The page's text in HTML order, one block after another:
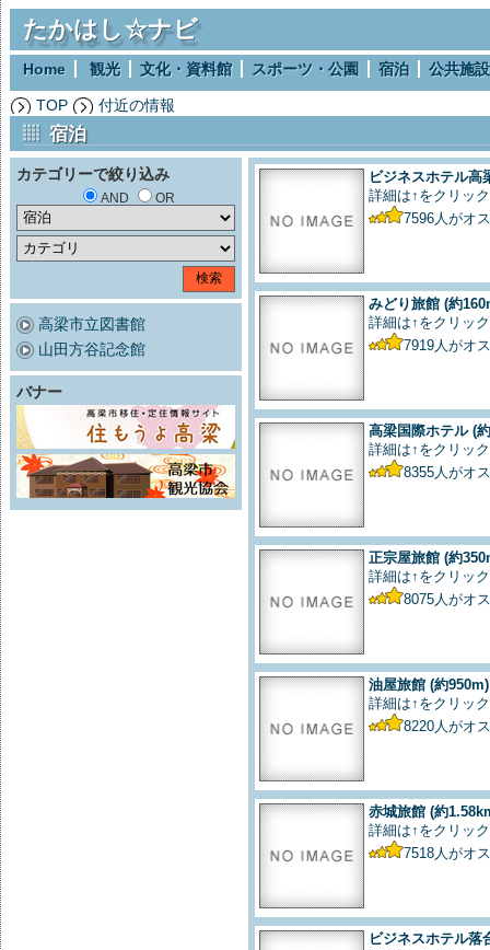
たかはし☆ナビ
Home 観光 文化・資料館 スポーツ・公園 宿泊 公共施設
TOP 付近の情報
宿泊
カテゴリーで絞り込み
AND OR
高梁市立図書館
山田方谷記念館
バナー
ビジネスホテル高
詳細は↑をクリック
7596 人がオ
みどり旅館 (約
詳細は↑をクリック
7919 人がオ
高梁国際ホテル (
詳細は↑をクリック
8355 人がオ
正宗屋旅館 (約
詳細は↑をクリック
8075 人がオ
油屋旅館 (約950m)
詳細は↑をクリック
8220 人がオ
赤城旅館 (約
詳細は↑をクリック
7518 人がオ
ビジネスホテル落